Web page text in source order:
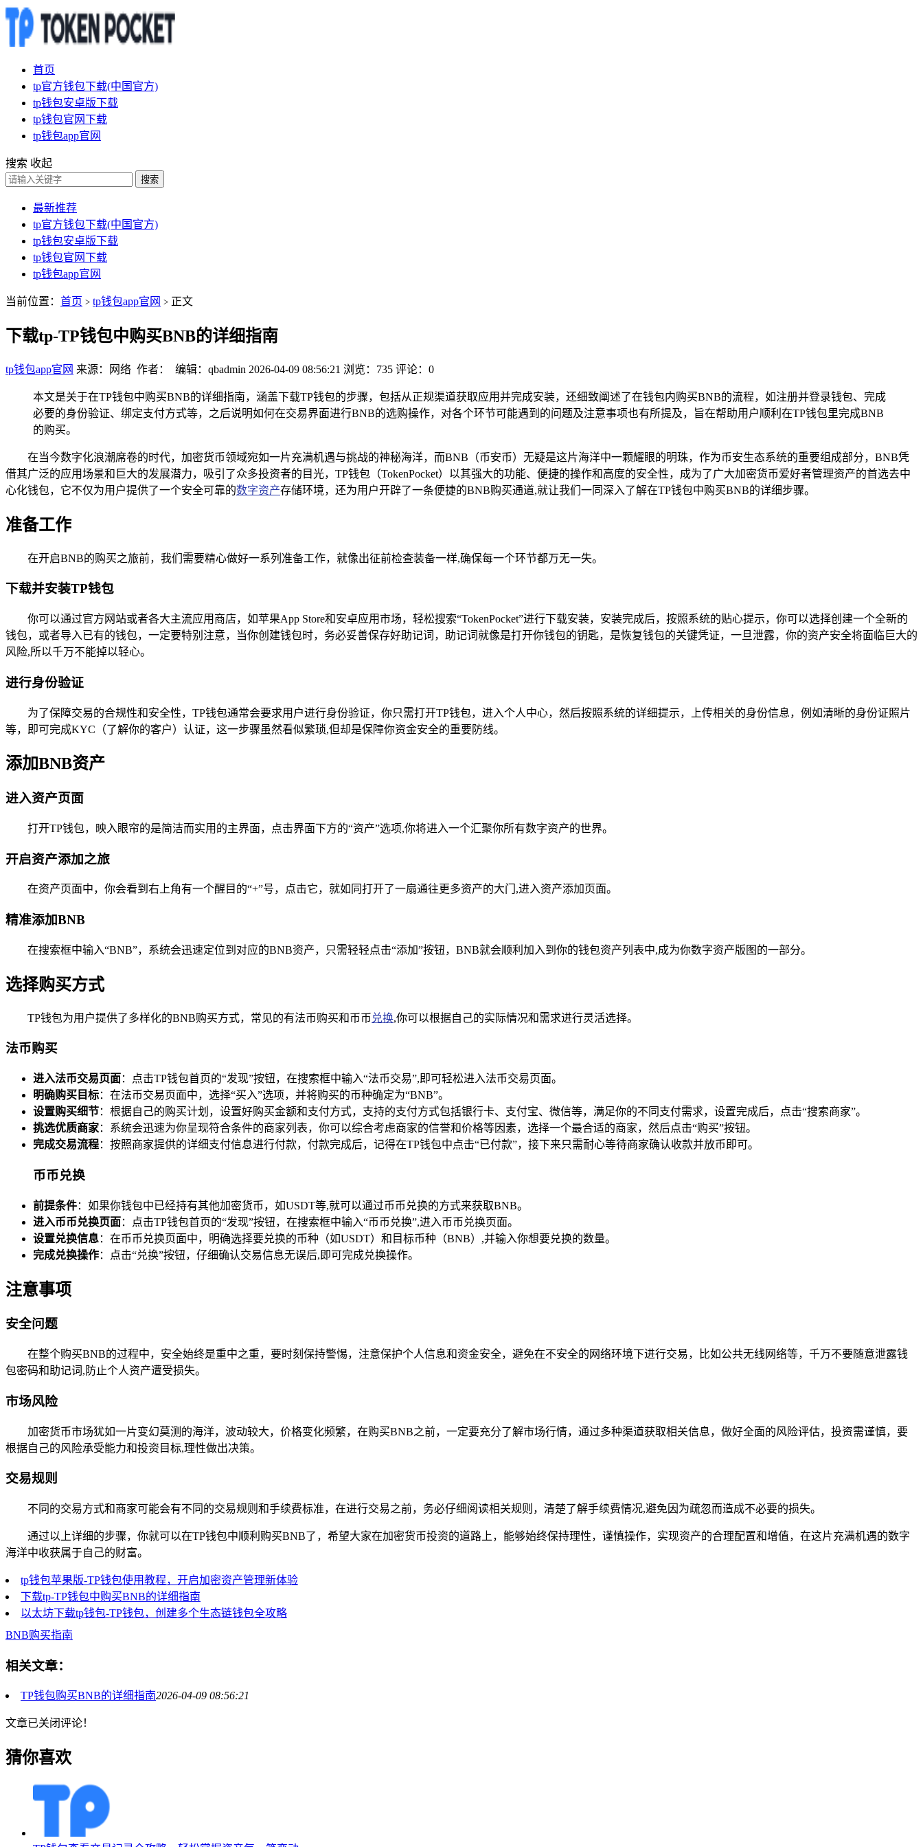
首页
tp官方钱包下载(中国官方)
tp钱包安卓版下载
tp钱包官网下载
tp钱包app官网
搜索 收起
搜索
最新推荐
tp官方钱包下载(中国官方)
tp钱包安卓版下载
tp钱包官网下载
tp钱包app官网
当前位置： 首页 > tp钱包app官网 > 正文
下载tp-TP钱包中购买BNB的详细指南
tp钱包app官网 来源：网络 作者： 编辑：qbadmin 2026-04-09 08:56:21 浏览：735 评论：0
本文是关于在TP钱包中购买BNB的详细指南，涵盖下载TP钱包的步骤，包括从正规渠道获取应用并完成安装，还细致阐述了在钱包内购买BNB的流程，如注册并登录钱包、完成
必要的身份验证、绑定支付方式等，之后说明如何在交易界面进行BNB的选购操作，对各个环节可能遇到的问题及注意事项也有所提及，旨在帮助用户顺利在TP钱包里完成BNB
的购买。
在当今数字化浪潮席卷的时代，加密货币领域宛如一片充满机遇与挑战的神秘海洋，而BNB（币安币）无疑是这片海洋中一颗耀眼的明珠，作为币安生态系统的重要组成部分，BNB凭
借其广泛的应用场景和巨大的发展潜力，吸引了众多投资者的目光，TP钱包（TokenPocket）以其强大的功能、便捷的操作和高度的安全性，成为了广大加密货币爱好者管理资产的首选去中
心化钱包，它不仅为用户提供了一个安全可靠的数字资产存储环境，还为用户开辟了一条便捷的BNB购买通道,就让我们一同深入了解在TP钱包中购买BNB的详细步骤。
准备工作
在开启BNB的购买之旅前，我们需要精心做好一系列准备工作，就像出征前检查装备一样,确保每一个环节都万无一失。
下载并安装TP钱包
你可以通过官方网站或者各大主流应用商店，如苹果App Store和安卓应用市场，轻松搜索“TokenPocket”进行下载安装，安装完成后，按照系统的贴心提示，你可以选择创建一个全新的
钱包，或者导入已有的钱包，一定要特别注意，当你创建钱包时，务必妥善保存好助记词，助记词就像是打开你钱包的钥匙，是恢复钱包的关键凭证，一旦泄露，你的资产安全将面临巨大的
风险,所以千万不能掉以轻心。
进行身份验证
为了保障交易的合规性和安全性，TP钱包通常会要求用户进行身份验证，你只需打开TP钱包，进入个人中心，然后按照系统的详细提示，上传相关的身份信息，例如清晰的身份证照片
等，即可完成KYC（了解你的客户）认证，这一步骤虽然看似繁琐,但却是保障你资金安全的重要防线。
添加BNB资产
进入资产页面
打开TP钱包，映入眼帘的是简洁而实用的主界面，点击界面下方的“资产”选项,你将进入一个汇聚你所有数字资产的世界。
开启资产添加之旅
在资产页面中，你会看到右上角有一个醒目的“+”号，点击它，就如同打开了一扇通往更多资产的大门,进入资产添加页面。
精准添加BNB
在搜索框中输入“BNB”，系统会迅速定位到对应的BNB资产，只需轻轻点击“添加”按钮，BNB就会顺利加入到你的钱包资产列表中,成为你数字资产版图的一部分。
选择购买方式
TP钱包为用户提供了多样化的BNB购买方式，常见的有法币购买和币币 兑换,你可以根据自己的实际情况和需求进行灵活选择。
法币购买
进入法币交易页面：点击TP钱包首页的“发现”按钮，在搜索框中输入“法币交易”,即可轻松进入法币交易页面。
明确购买目标：在法币交易页面中，选择“买入”选项，并将购买的币种确定为“BNB”。
设置购买细节：根据自己的购买计划，设置好购买金额和支付方式，支持的支付方式包括银行卡、支付宝、微信等，满足你的不同支付需求，设置完成后，点击“搜索商家”。
挑选优质商家：系统会迅速为你呈现符合条件的商家列表，你可以综合考虑商家的信誉和价格等因素，选择一个最合适的商家，然后点击“购买”按钮。
完成交易流程：按照商家提供的详细支付信息进行付款，付款完成后，记得在TP钱包中点击“已付款”，接下来只需耐心等待商家确认收款并放币即可。
币币兑换
前提条件：如果你钱包中已经持有其他加密货币，如USDT等,就可以通过币币兑换的方式来获取BNB。
进入币币兑换页面：点击TP钱包首页的“发现”按钮，在搜索框中输入“币币兑换”,进入币币兑换页面。
设置兑换信息：在币币兑换页面中，明确选择要兑换的币种（如USDT）和目标币种（BNB）,并输入你想要兑换的数量。
完成兑换操作：点击“兑换”按钮，仔细确认交易信息无误后,即可完成兑换操作。
注意事项
安全问题
在整个购买BNB的过程中，安全始终是重中之重，要时刻保持警惕，注意保护个人信息和资金安全，避免在不安全的网络环境下进行交易，比如公共无线网络等，千万不要随意泄露钱
包密码和助记词,防止个人资产遭受损失。
市场风险
加密货币市场犹如一片变幻莫测的海洋，波动较大，价格变化频繁，在购买BNB之前，一定要充分了解市场行情，通过多种渠道获取相关信息，做好全面的风险评估，投资需谨慎，要
根据自己的风险承受能力和投资目标,理性做出决策。
交易规则
不同的交易方式和商家可能会有不同的交易规则和手续费标准，在进行交易之前，务必仔细阅读相关规则，清楚了解手续费情况,避免因为疏忽而造成不必要的损失。
通过以上详细的步骤，你就可以在TP钱包中顺利购买BNB了，希望大家在加密货币投资的道路上，能够始终保持理性，谨慎操作，实现资产的合理配置和增值，在这片充满机遇的数字
海洋中收获属于自己的财富。
tp钱包苹果版-TP钱包使用教程，开启加密资产管理新体验
下载tp-TP钱包中购买BNB的详细指南
以太坊下载tp钱包-TP钱包，创建多个生态链钱包全攻略
BNB购买指南
相关文章：
TP钱包购买BNB的详细指南2026-04-09 08:56:21
文章已关闭评论！
猜你喜欢